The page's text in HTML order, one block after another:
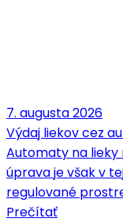
7. augusta 2026
Výdaj liekov cez
Automaty na lieky
úprava je však v
regulované
Prečítať